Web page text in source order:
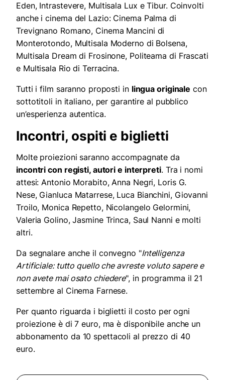
Eden, Intrastevere, Multisala Lux e Tibur. Coinvolti
anche i cinema del Lazio: Cinema Palma di
Trevignano Romano, Cinema Mancini di
Monterotondo, Multisala Moderno di Bolsena,
Multisala Dream di Frosinone, Politeama di Frascati
e Multisala Rio di Terracina.
Tutti i film saranno proposti in lingua originale con
sottotitoli in italiano, per garantire al pubblico
un’esperienza autentica.
Incontri, ospiti e biglietti
Molte proiezioni saranno accompagnate da
incontri con registi, autori e interpreti. Tra i nomi
attesi: Antonio Morabito, Anna Negri, Loris G.
Nese, Gianluca Matarrese, Luca Bianchini, Giovanni
Troilo, Monica Repetto, Nicolangelo Gelormini,
Valeria Golino, Jasmine Trinca, Saul Nanni e molti
altri.
Da segnalare anche il convegno "Intelligenza
Artificiale: tutto quello che avreste voluto sapere e
non avete mai osato chiedere", in programma il 21
settembre al Cinema Farnese.
Per quanto riguarda i biglietti il costo per ogni
proiezione è di 7 euro, ma è disponibile anche un
abbonamento da 10 spettacoli al prezzo di 40
euro.